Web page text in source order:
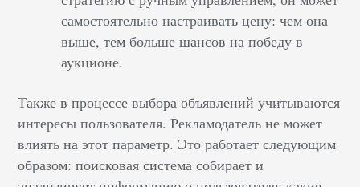
самостоятельно настраивать цену: чем она
выше, тем больше шансов на победу в
аукционе.
Также в процессе выбора объявлений учитываются
интересы пользователя. Рекламодатель не может
влиять на этот параметр. Это работает следующим
образом: поисковая система собирает и